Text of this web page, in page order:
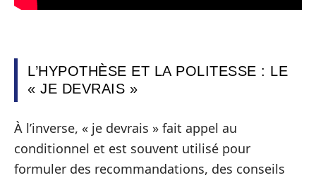
L’HYPOTHÈSE ET LA POLITESSE : LE
« JE DEVRAIS »
À l’inverse, « je devrais » fait appel au
conditionnel et est souvent utilisé pour
formuler des recommandations, des conseils